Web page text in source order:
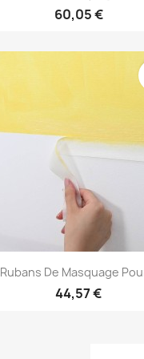
60,05 €
 Aperçu rapide
Rubans De Masquage
44,57 €